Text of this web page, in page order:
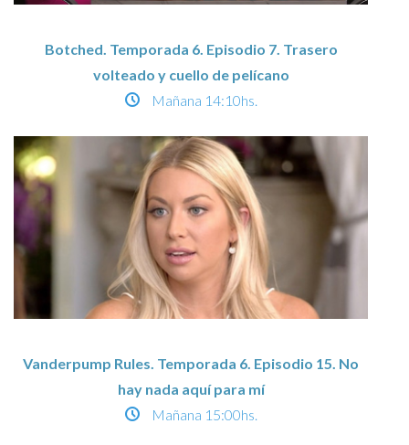
Botched. Temporada 6. Episodio 7. Trasero
volteado y cuello de pelícano
Mañana 14:10hs.
Vanderpump Rules. Temporada 6. Episodio 15. No
hay nada aquí para mí
Mañana 15:00hs.